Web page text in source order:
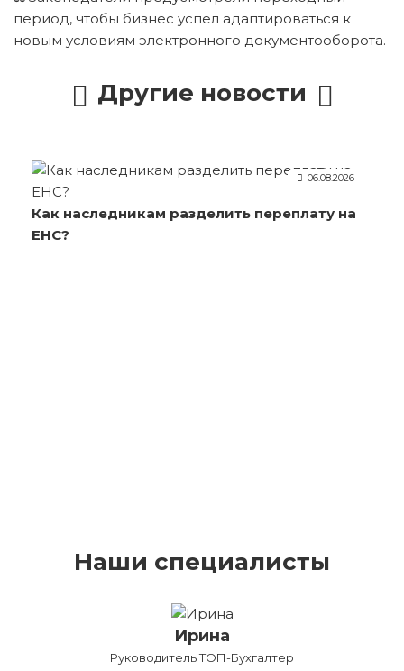
период, чтобы бизнес успел адаптироваться к
новым условиям электронного документооборота.
Другие новости
06.08.2026
Как наследникам разделить переплату на
ЕНС?
Наши специалисты
Валентина
Бухгалтер по первичной документации